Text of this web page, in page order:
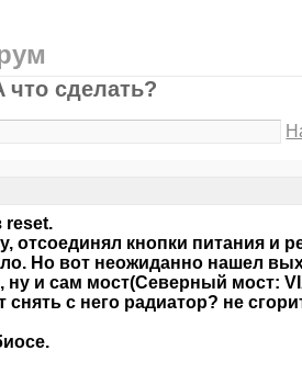
что сделать?
reset.
отсоединял кнопки питания и
Но вот неожиданно нашел
и сам мост(Северный мост:
с него радиатор? не